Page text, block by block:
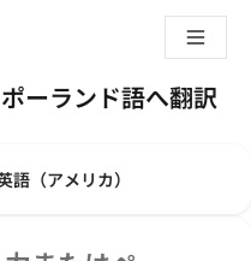
ユースケースや連携機能
to DeepL
築方法
voice demo with DeepL
ーランド語へ翻訳
選んでください。次の言語が選
訳文の言語を選んでく
語（アメリカ）